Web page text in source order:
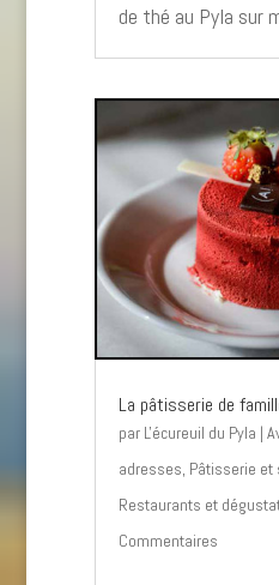
de thé au Pyla sur
La pâtisserie de
par L'écureuil du Pyla |
adresses, Pâtisserie et
Restaurants et
Commentaires